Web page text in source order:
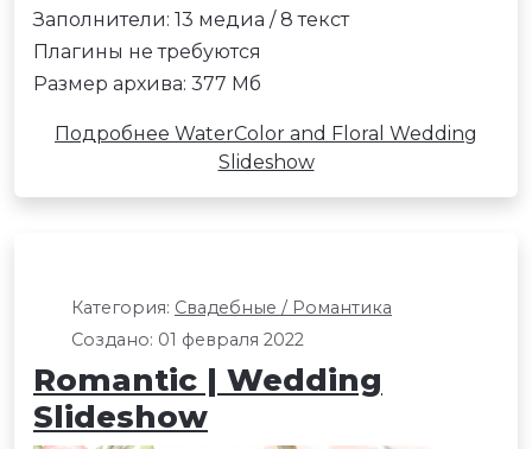
Заполнители: 13 медиа / 8 текст
Плагины не требуются
Размер архива: 377 Мб
Подробнее WaterColor and Floral Wedding
Slideshow
Категория: Свадебные / Романтика
Создано: 01 февраля 2022
Romantic | Wedding
Slideshow